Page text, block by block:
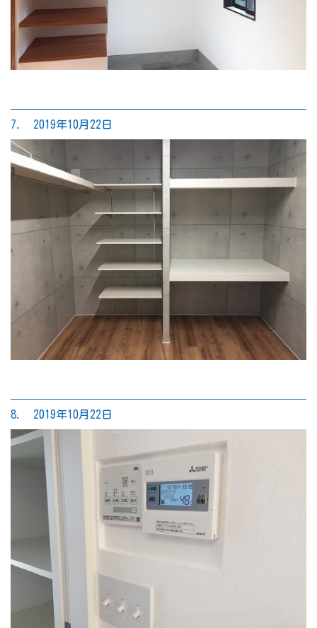
7. 2019年10月22日
8. 2019年10月22日